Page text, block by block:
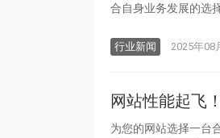
行业新闻 2025年08
网站性能起飞
为您的网站选择一台